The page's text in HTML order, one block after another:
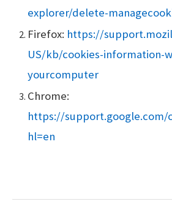
explorer/delete-
Firefox: https://
US/kb/cookies-information-
yourcomputer
Chrome:
https://support.google.com/
hl=en